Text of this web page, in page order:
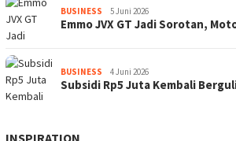
BUSINESS 5 Juni 2026
Emmo JVX GT Jadi Sorotan,
BUSINESS 4 Juni 2026
Subsidi Rp5 Juta Kembali